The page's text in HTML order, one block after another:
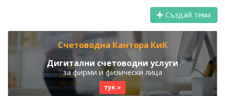
Създай тема
Счетоводна Кантора КиК
Дигитални счетоводни услуги
за фирми и физически лица
тук »